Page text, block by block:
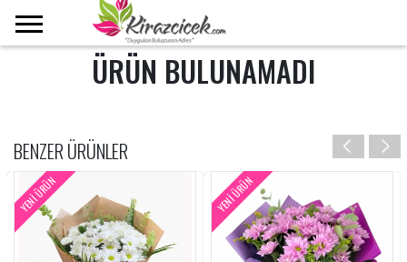
ÜRÜN BULUNAMADI
BENZER ÜRÜNLER
YENI ÜRÜN YENI ÜRÜN